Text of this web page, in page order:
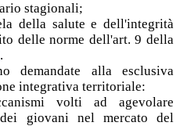
stagionali;
della salute e dell'integrità
delle norme dell'art. 9 della
.
demandate alla esclusiva
integrativa territoriale:
volti ad agevolare
giovani nel mercato del